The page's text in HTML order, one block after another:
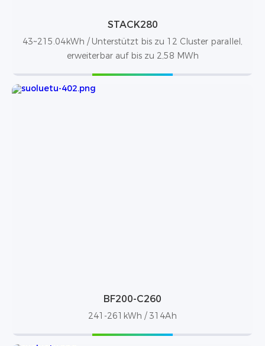
STACK280
43~215.04kWh / Unterstützt bis zu 12 Cluster parallel,
erweiterbar auf bis zu 2,58 MWh
BF200-C260
241-261kWh / 314Ah